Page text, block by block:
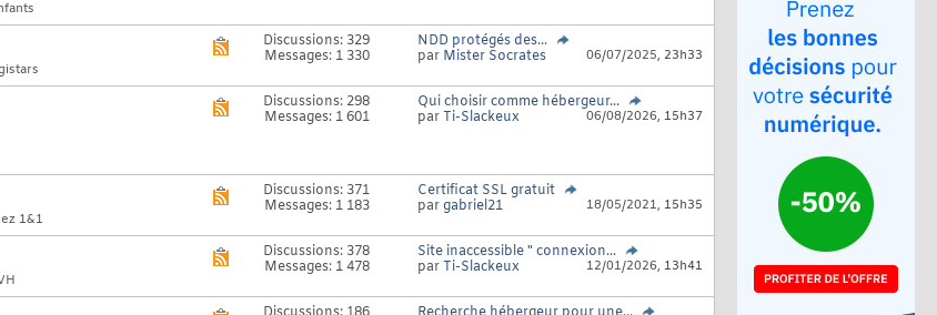
RSS
Discussions: 329
Messages: 1 330
NDD protégés des...
par Mister Socrates 06/07/2025, 23h33
forum
Discussions: 298
Messages: 1 601
Qui choisir comme hébergeur...
parTi-Slackeux 06/08/2026, 15h37
1&1
RSS
Discussions: 371
Messages: 1 183
Certificat SSL gratuit
pargabriel21 18/05/2021, 15h35
RSS
Discussions: 378
Messages: 1 478
Site inaccessible " connexion...
parTi-Slackeux 12/01/2026, 13h41